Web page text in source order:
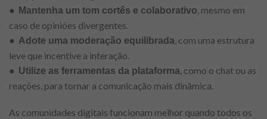
●
Mantenha um tom cortês e colaborativo , mesmo em
caso de opiniões divergentes.
● Adote uma moderação equilibrada , com uma estrutura
leve que incentive a interação.
● Utilize as ferramentas da plataforma , como o chat ou as
reações, para tornar a comunicação mais dinâmica.
As comunidades digitais funcionam melhor quando todos os